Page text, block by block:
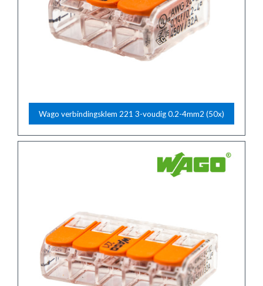
Wago verbindingsklem 221 3-voudig 0.2-4mm2 (50x)